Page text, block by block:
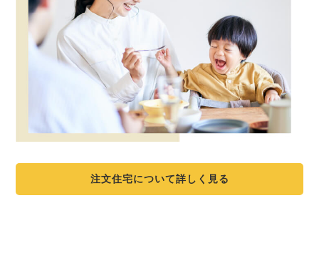
注文住宅について詳しく見る